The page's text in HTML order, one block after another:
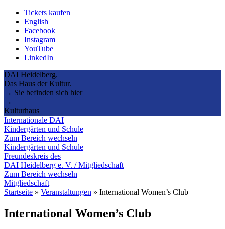
Tickets kaufen
English
Facebook
Instagram
YouTube
LinkedIn
DAI Heidelberg.
Das Haus der Kultur.
→ Sie befinden sich hier
→
Kulturhaus
Internationale DAI
Kindergärten und Schule
Zum Bereich wechseln
Kindergärten und Schule
Freundeskreis des
DAI Heidelberg e. V. / Mitgliedschaft
Zum Bereich wechseln
Mitgliedschaft
Startseite » Veranstaltungen » International Women’s Club
International Women’s Club